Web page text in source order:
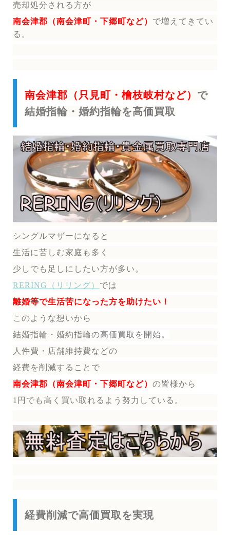
売却処分される方が
南会津郡（南会津町・下郷町など） で増えてきてい
る。
南会津郡（只見町・檜枝岐村など） で
結婚指輪・婚約指輪を高価買取
シングルマザーになると
生活に苦しむ家庭も多く
少しでも足しにしたい方が多い。
RERING（リリング） では
離婚等で生活苦になった方を助けたい！
このような想いから
結婚指輪・婚約指輪の高価買取を開始。
人件費・店舗維持費などの
経費を削減することで
南会津郡（南会津町・下郷町など） の皆様から
1円でも高く買い取れるよう努力している。
経費削減で高価買取を実現